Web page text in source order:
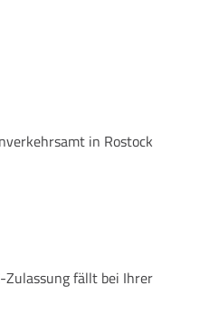
in Rostock
Zulassung fällt bei Ihrer